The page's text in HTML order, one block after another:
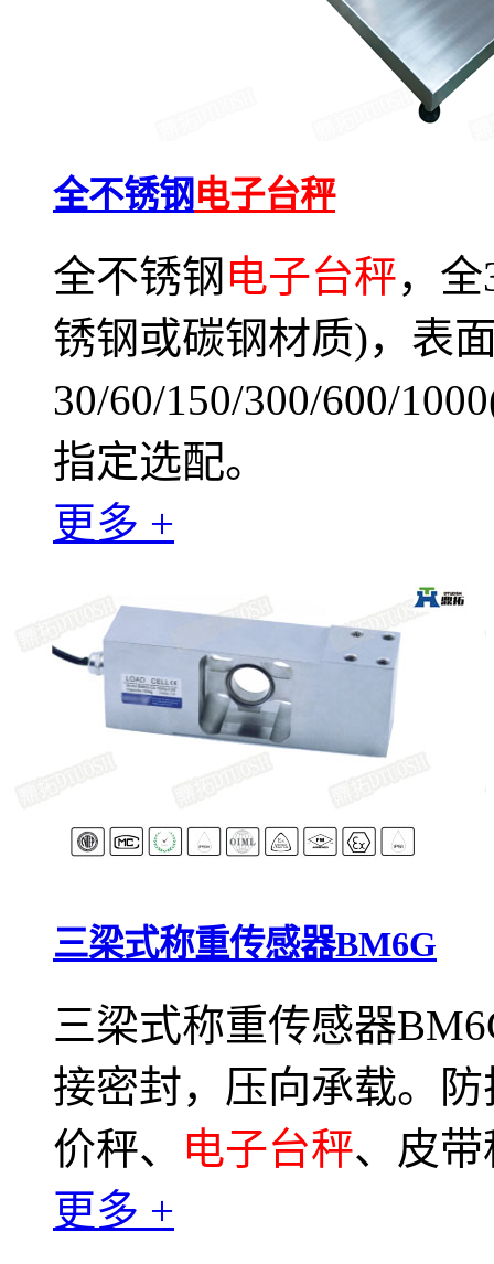
全不锈钢 电子台秤
全不锈钢 电子台秤，
锈钢或碳钢材质)，表
30/60/150/300/600/
指定选配。
更多 +
三梁式称重传感器BM6G
三梁式称重传感器
接密封，压向承载。
价秤、
电子台秤、皮
更多 +